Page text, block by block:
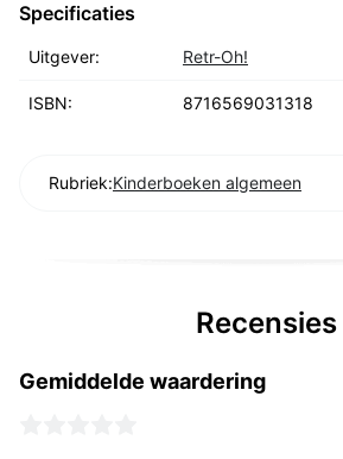
Specificaties
Uitgever: Retr-Oh!
ISBN: 8716569031318
Rubriek:Kinderboeken algemeen
Recensies
Gemiddelde waardering